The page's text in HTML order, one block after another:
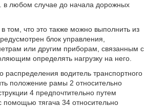
в любом случае до начала дорожных
том, что это также можно выполнить из
блок управления,
или другим приборам, связанным с
определять нагрузку на него.
распределения водитель транспортного
положение рамы 2 относительно
4 предпочтительно путем
тягача 34 относительно